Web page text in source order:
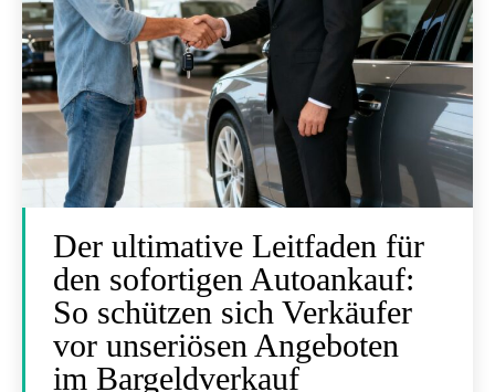
Der ultimative Leitfaden für
den sofortigen Autoankauf:
So schützen sich Verkäufer
vor unseriösen Angeboten
im Bargeldverkauf